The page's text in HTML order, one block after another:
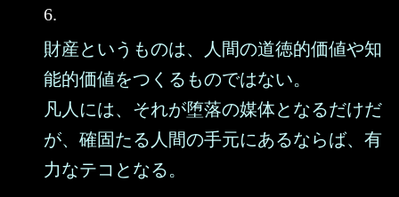
6.
財産というものは、人間の道徳的価値や知
能的価値をつくるものではない。
凡人には、それが堕落の媒体となるだけだ
が、確固たる人間の手元にあるならば、有
力なテコとなる。